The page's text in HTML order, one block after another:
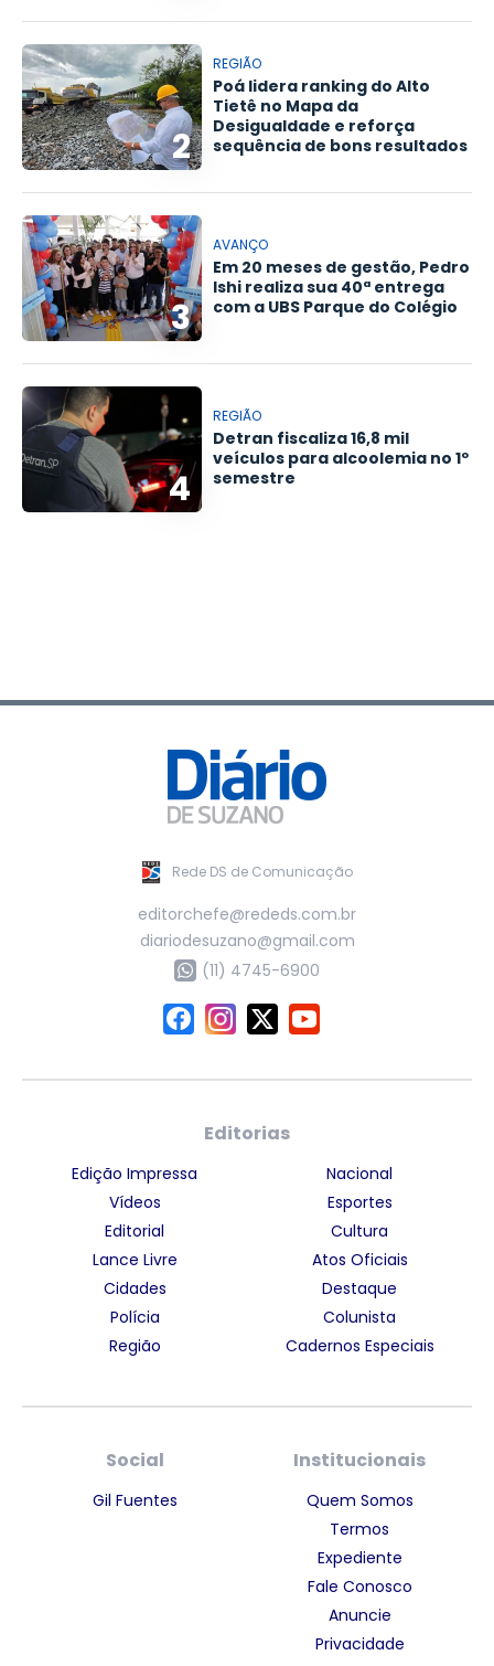
2
REGIÃO
Poá lidera ranking do Alto
Tietê no Mapa da
Desigualdade e reforça
sequência de bons resultados
3
AVANÇO
Em 20 meses de gestão, Pedro
Ishi realiza sua 40ª entrega
com a UBS Parque do Colégio
4
REGIÃO
Detran fiscaliza 16,8 mil
veículos para alcoolemia no 1º
semestre
Rede DS de Comunicação
editorchefe@rededs.com.br
diariodesuzano@gmail.com
(11) 4745-6900
Editorias
Edição Impressa
Vídeos
Editorial
Lance Livre
Cidades
Polícia
Região
Nacional
Esportes
Cultura
Atos Oficiais
Destaque
Colunista
Cadernos Especiais
Social
Gil Fuentes
Institucionais
Quem Somos
Termos
Expediente
Fale Conosco
Anuncie
Privacidade